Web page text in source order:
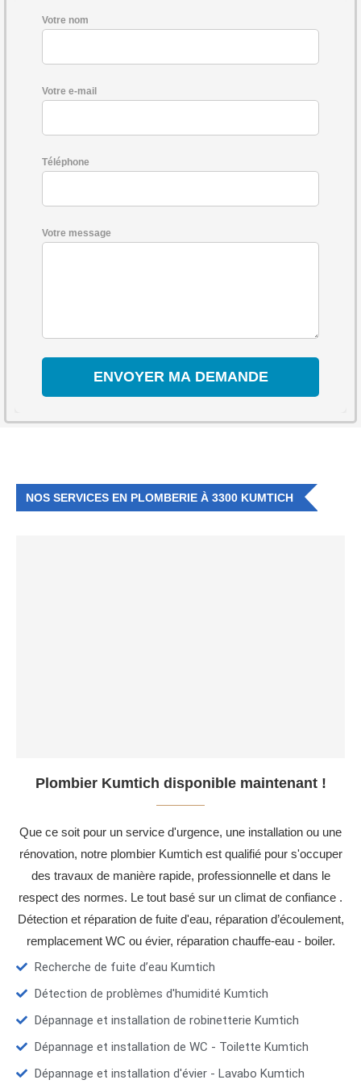
Votre nom
Votre e-mail
Téléphone
Votre message
NOS SERVICES EN PLOMBERIE À 3300 KUMTICH
Plombier Kumtich disponible maintenant !
Que ce soit pour un service d'urgence, une installation ou une
rénovation, notre plombier Kumtich est qualifié pour s'occuper
des travaux de manière rapide, professionnelle et dans le
respect des normes. Le tout basé sur un climat de confiance .
Détection et réparation de fuite d'eau, réparation d’écoulement,
remplacement WC ou évier, réparation chauffe-eau - boiler.
Recherche de fuite d’eau Kumtich
Détection de problèmes d'humidité Kumtich
Dépannage et installation de robinetterie Kumtich
Dépannage et installation de WC - Toilette Kumtich
Dépannage et installation d'évier - Lavabo Kumtich